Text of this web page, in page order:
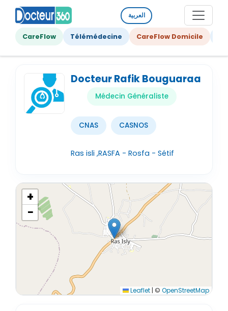
العربية
CareFlow Télémédecine CareFlow Domicile
Docteur Rafik Bouguaraa
Médecin Généraliste
CNAS CASNOS
Ras isli ,RASFA - Rosfa - Sétif
+
−
Leaflet | © OpenStreetMap